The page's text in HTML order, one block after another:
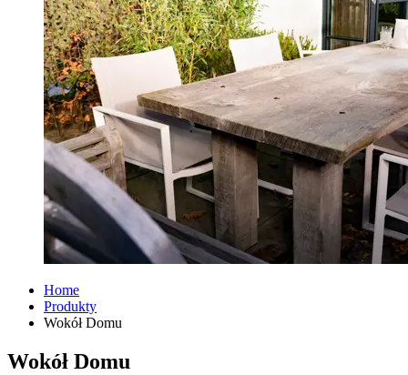
Home
Produkty
Wokół Domu
Wokół Domu